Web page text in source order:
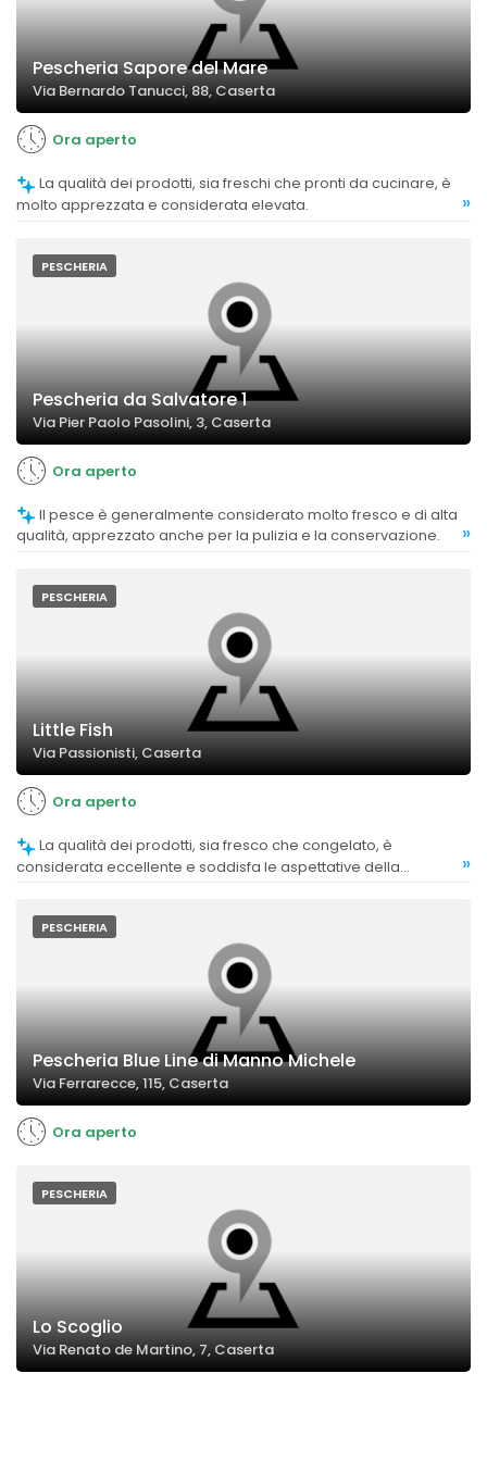
Pescheria Sapore del Mare
Via Bernardo Tanucci, 88, Caserta
Ora aperto
molto apprezzata e considerata elevata.
»
PESCHERIA
Pescheria da Salvatore 1
Via Pier Paolo Pasolini, 3, Caserta
Ora aperto
qualità, apprezzato anche per la pulizia e la conservazione.
»
PESCHERIA
Little Fish
Via Passionisti, Caserta
Ora aperto
considerata eccellente e soddisfa le aspettative della
»
PESCHERIA
Pescheria Blue Line di Manno Michele
Via Ferrarecce, 115, Caserta
Ora aperto
PESCHERIA
Lo Scoglio
Via Renato de Martino, 7, Caserta